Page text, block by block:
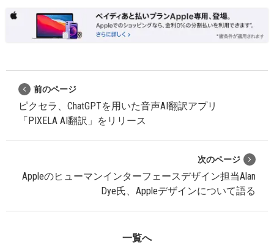
前のページ
ピクセラ、ChatGPTを用いた音声AI翻訳アプリ
「PIXELA AI翻訳」をリリース
次のページ
Appleのヒューマンインターフェースデザイン担当Alan
Dye氏、Appleデザインについて語る
一覧へ